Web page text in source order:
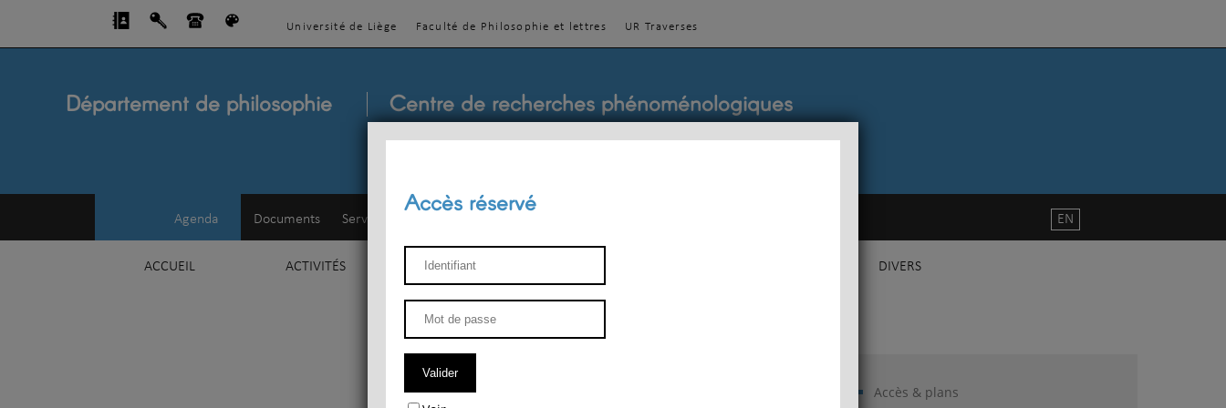
Université de Liège Faculté de Philosophie et lettres UR Traverses
Département de philosophie Centre de recherches phénoménologiques
Agenda Documents Service d'esthétique
ACCUEIL ACTIVITÉS ENSEIGNEMENT DIVERS
EN
Accès & plans
Accès réservé